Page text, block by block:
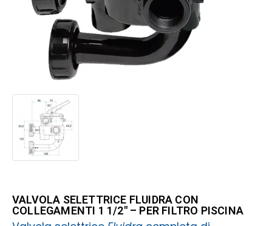
VALVOLA SELETTRICE FLUIDRA CON
COLLEGAMENTI 1 1/2″ – PER FILTRO PISCINA